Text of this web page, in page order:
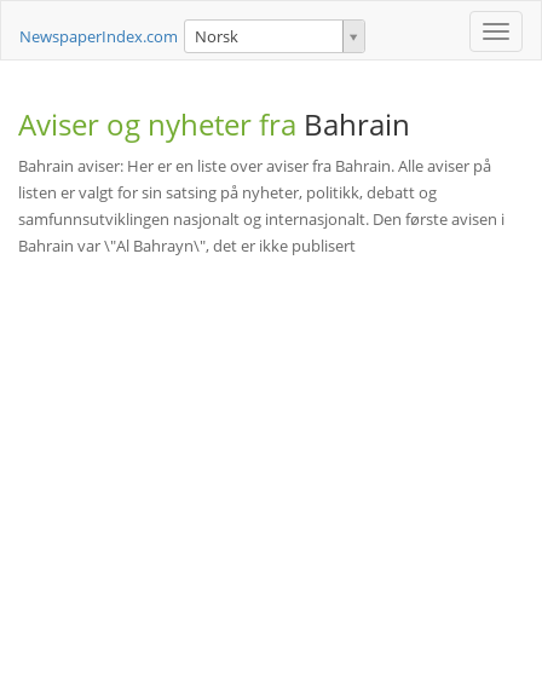
Toggle
NewspaperIndex.com Norsk
Aviser og nyheter fra Bahrain
Bahrain aviser: Her er en liste over aviser fra Bahrain. Alle aviser på
listen er valgt for sin satsing på nyheter, politikk, debatt og
samfunnsutviklingen nasjonalt og internasjonalt. Den første avisen i
Bahrain var \"Al Bahrayn\", det er ikke publisert